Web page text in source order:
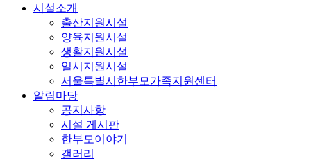
시설소개
출산지원시설
양육지원시설
생활지원시설
일시지원시설
서울특별시한부모가족지원센터
알림마당
공지사항
시설 게시판
한부모이야기
갤러리